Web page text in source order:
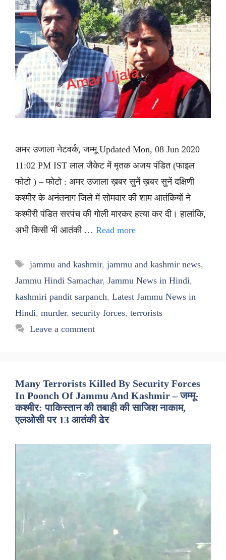
अमर उजाला नेटवर्क, जम्मू Updated Mon, 08 Jun 2020
11:02 PM IST लाल जैकेट में मृतक अजय पंडित (फाइल
फोटो ) – फोटो : अमर उजाला ख़बर सुनें ख़बर सुनें दक्षिणी
कश्मीर के अनंतनाग जिले में सोमवार की शाम आतंकियों ने
कश्मीरी पंडित सरपंच की गोली मारकर हत्या कर दी। हालांकि,
अभी किसी भी आतंकी … Read more
Tags
jammu and kashmir, jammu and kashmir news,
Jammu Hindi Samachar, Jammu News in Hindi,
kashmiri pandit sarpanch, Latest Jammu News in
Hindi, murder, security forces, terrorists
Leave a comment
Many Terrorists Killed By Security Forces
In Poonch Of Jammu And Kashmir – जम्मू-
कश्मीर: पाकिस्तान की तबाही की साजिश नाकाम,
एलओसी पर 13 आतंकी ढेर